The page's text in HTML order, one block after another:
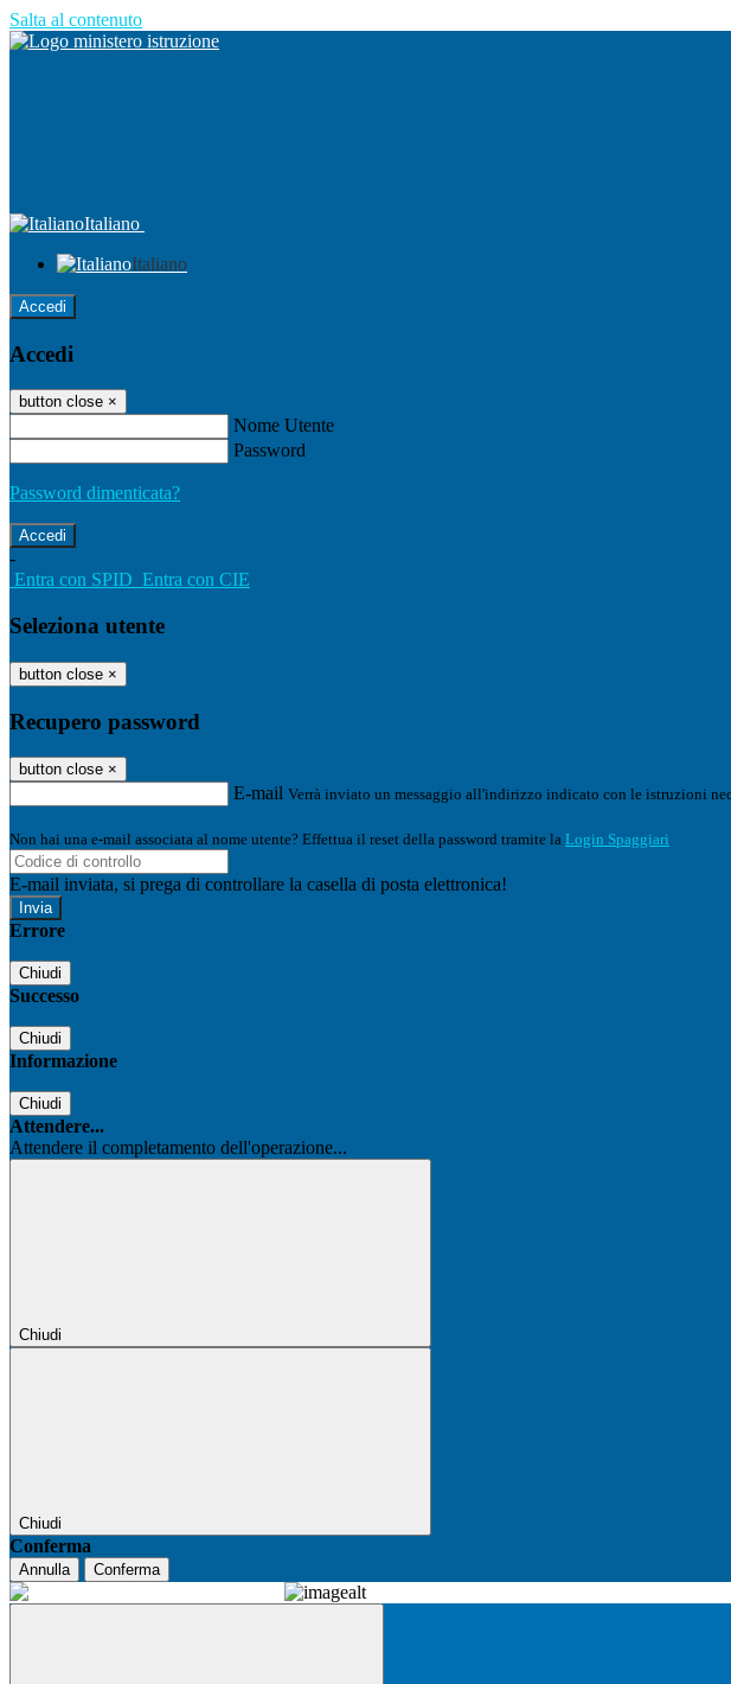
Salta al contenuto
Italiano
Italiano
Accedi
Accedi
button close ×
Nome Utente
Password
Password dimenticata?
-
Entra con SPID Entra con CIE
Seleziona utente
button close ×
Recupero password
button close ×
E-mail Verrà inviato un messaggio all'indirizzo indicato con le istruzioni
Non hai una e-mail associata al nome utente? Effettua il reset della password tramite la Login Spaggiari
E-mail inviata, si prega di controllare la casella di posta elettronica!
Errore
Chiudi
Successo
Chiudi
Informazione
Chiudi
Attendere...
Attendere il completamento dell'operazione...
Chiudi
Chiudi
Conferma
Annulla Conferma